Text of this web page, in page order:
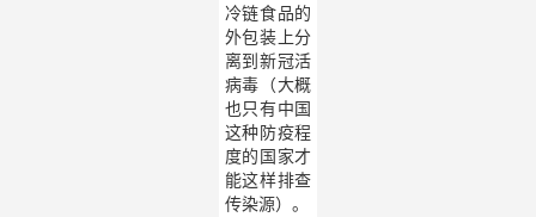
冷链食品的
外包装上分
离到新冠活
病毒（大概
也只有中国
这种防疫程
度的国家才
能这样排查
传染源）。